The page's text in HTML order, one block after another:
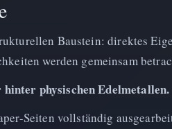
Baustein: direktes
werden gemeinsam
physischen Edelmetallen.
Seiten vollständig